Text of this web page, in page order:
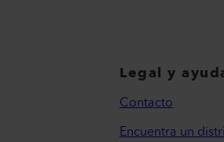
Legal y
Contacto
Encuentra un